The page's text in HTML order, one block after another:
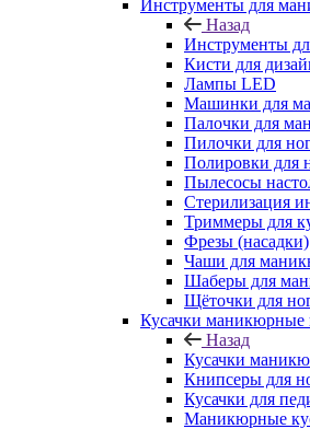
Инструменты для
Назад
Инструменты
Кисти для
Лампы LED
Машинки для
Палочки для
Пилочки для
Полировки для
Пылесосы
Стерилизация
Триммеры для
Фрезы (насадки)
Чаши для
Шаберы для
Щёточки для
Кусачки
Назад
Кусачки
Книпсеры для
Кусачки для
Маникюрные